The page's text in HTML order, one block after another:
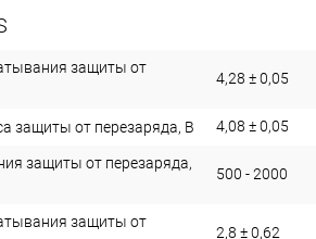
защиты от
4,28 ± 0,05
защиты от перезаряда, В 4,08 ± 0,05
защиты от перезаряда,
500 - 2000
защиты от
2,8 ± 0,62